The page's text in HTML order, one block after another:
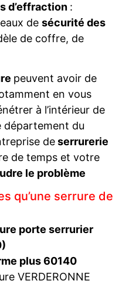
d’effraction :
de sécurité des
de coffre, de
peuvent avoir de
en vous
à l’intérieur de
département du
deserrurerie
de temps et votre
le problème
qu’une serrure de
porte serrurier
plus 60140
VERDERONNE